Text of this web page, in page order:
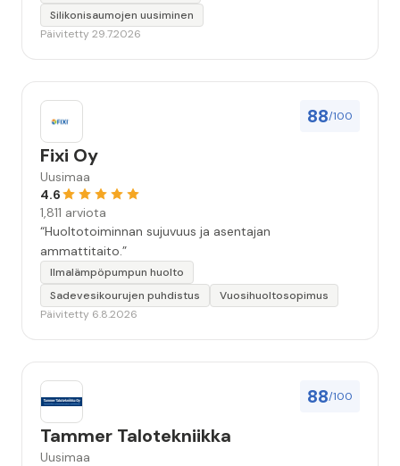
Silikonisaumojen uusiminen
Päivitetty 29.7.2026
88/100
Fixi Oy
Uusimaa
4.6
1,811 arviota
“Huoltotoiminnan sujuvuus ja asentajan
ammattitaito.”
Ilmalämpöpumpun huolto
Sadevesikourujen puhdistus
Vuosihuoltosopimus
Päivitetty 6.8.2026
88/100
Tammer Talotekniikka
Uusimaa